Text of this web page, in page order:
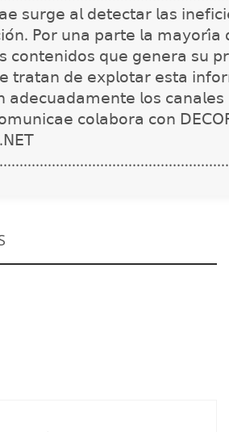
𝖺𝗅 𝖽𝖾𝗍𝖾𝖼𝗍𝖺𝗋 𝗅𝖺𝗌
𝖯𝗈𝗋 𝗎𝗇𝖺 𝗉𝖺𝗋𝗍𝖾 𝗅𝖺
𝖼𝗈𝗇𝗍𝖾𝗇𝗂𝖽𝗈𝗌 𝗊𝗎𝖾 𝗀𝖾𝗇𝖾𝗋𝖺 𝗌𝗎
𝗍𝗋𝖺𝗍𝖺𝗇 𝖽𝖾 𝖾𝗑𝗉𝗅𝗈𝗍𝖺𝗋 𝖾𝗌𝗍𝖺
𝖺𝖽𝖾𝖼𝗎𝖺𝖽𝖺𝗆𝖾𝗇𝗍𝖾 𝗅𝗈𝗌
𝖼𝗈𝗅𝖺𝖻𝗈𝗋𝖺 𝖼𝗈𝗇
y diseño que transforman
de Tormo Franquicias